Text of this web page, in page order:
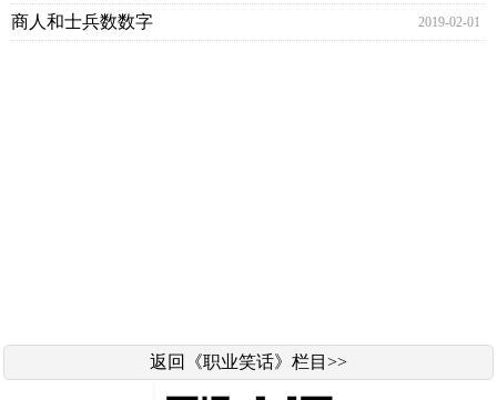
商人和士兵数数字 2019-02-01
返回《职业笑话》栏目>>